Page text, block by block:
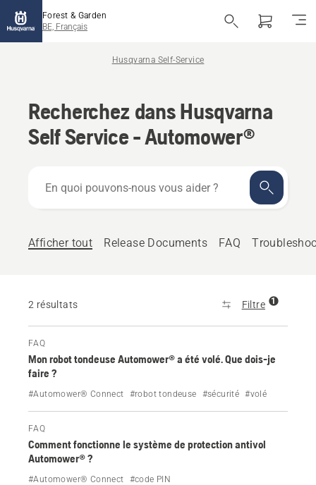
Forest & Garden
BE, Français
Husqvarna Self-Service
Recherchez dans Husqvarna
Self Service - Automower®
quoi
vous
Afficher tout Release Documents FAQ
2 résultats Filtre 1
FAQ
Mon robot tondeuse Automower® a été volé. Que dois-je
faire ?
#Automower® Connect #robot tondeuse #sécurité #volé
FAQ
Comment fonctionne le système de protection antivol
Automower® ?
#Automower® Connect
#code PIN